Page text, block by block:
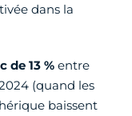
dans la
de 13 % entre
(quand les
baissent